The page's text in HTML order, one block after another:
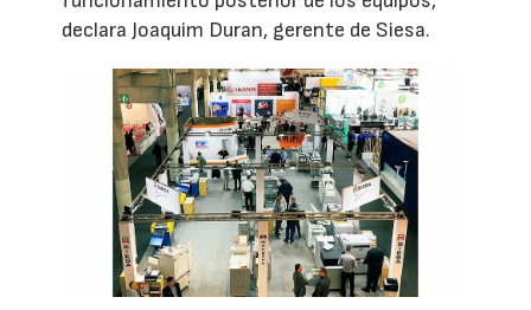
declara Joaquim Duran, gerente de Siesa.